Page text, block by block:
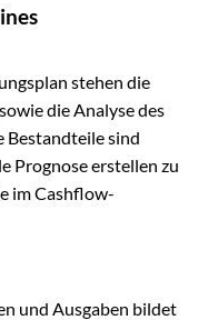
stehen die
die Analyse des
Bestandteile sind
Prognose erstellen zu
im Cashflow-
und Ausgaben bildet